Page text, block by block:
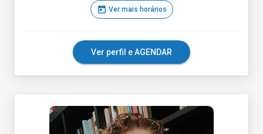
today Ver mais horários
Ver perfil e AGENDAR